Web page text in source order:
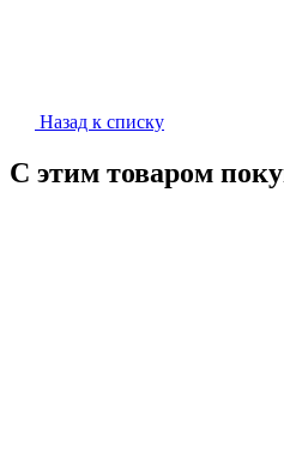
Назад к списку
С этим товаром